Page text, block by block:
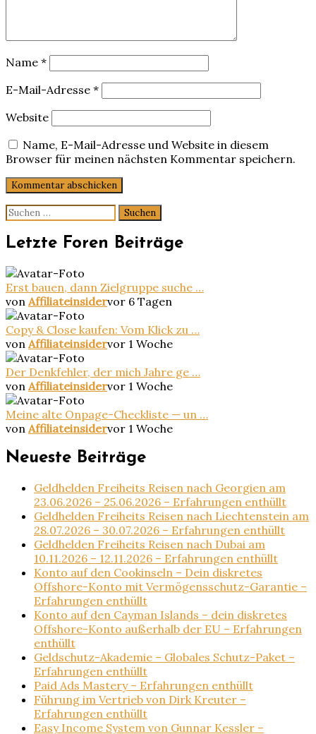
Name *
E-Mail-Adresse *
Website
Name, E-Mail-Adresse und Website in diesem
Browser für meinen nächsten Kommentar speichern.
Suchen
nach:
Letzte Foren Beiträge
Erst bauen, dann Zielgruppe suche …
von Affiliateinsidervor 6 Tagen
Copy & Close kaufen: Vom Klick zu …
von Affiliateinsidervor 1 Woche
Der Denkfehler, der mich Jahre ge …
von Affiliateinsidervor 1 Woche
Meine alte Onpage-Checkliste — un …
von Affiliateinsidervor 1 Woche
Neueste Beiträge
Geldhelden Freiheits Reisen nach Georgien am
23.06.2026 – 25.06.2026 – Erfahrungen enthüllt
Geldhelden Freiheits Reisen nach Liechtenstein am
28.07.2026 – 30.07.2026 – Erfahrungen enthüllt
Geldhelden Freiheits Reisen nach Dubai am
10.11.2026 – 12.11.2026 – Erfahrungen enthüllt
Konto auf den Cookinseln – Dein diskretes
Offshore-Konto mit Vermögensschutz-Garantie –
Erfahrungen enthüllt
Konto auf den Cayman Islands – dein diskretes
Offshore-Konto außerhalb der EU – Erfahrungen
enthüllt
Geldschutz-Akademie – Globales Schutz-Paket –
Erfahrungen enthüllt
Paid Ads Mastery – Erfahrungen enthüllt
Führung im Vertrieb von Dirk Kreuter –
Erfahrungen enthüllt
Easy Income System von Gunnar Kessler –